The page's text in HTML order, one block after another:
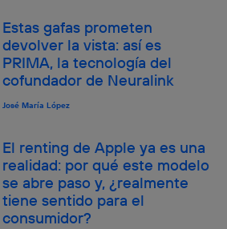
Estas gafas prometen
devolver la vista: así es
PRIMA, la tecnología del
cofundador de Neuralink
José María López
El renting de Apple ya es una
realidad: por qué este modelo
se abre paso y, ¿realmente
tiene sentido para el
consumidor?